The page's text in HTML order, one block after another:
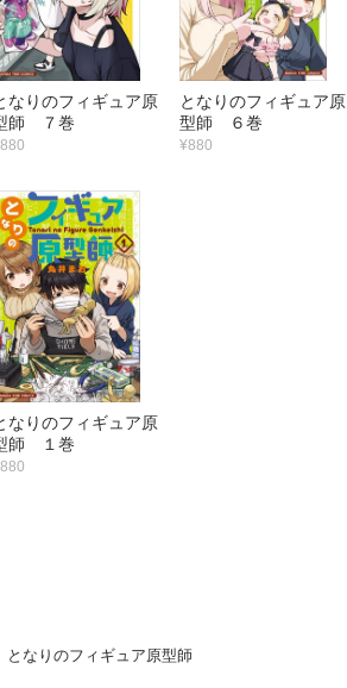
なりのフィギュア原
師 ７巻
となりのフィギュア原
型師 ６巻
¥880
なりのフィギュア原
師 １巻
となりのフィギュア原型師